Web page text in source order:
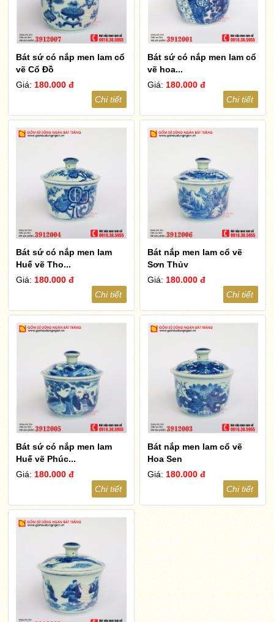
Bát sứ có nắp men lam cổ
vẽ Cổ Đồ
Giá: 180.000 đ
Chi tiết
Bát sứ có nắp men lam cổ
vẽ hoa...
Giá: 180.000 đ
Chi tiết
Bát sứ có nắp men lam
Huế vẽ Thọ...
Giá: 180.000 đ
Chi tiết
Bát nắp men lam cổ vẽ
Sơn Thủy
Giá: 180.000 đ
Chi tiết
Bát sứ có nắp men lam
Huế vẽ Phúc...
Giá: 180.000 đ
Chi tiết
Bát nắp men lam cổ vẽ
Hoa Sen
Giá: 180.000 đ
Chi tiết